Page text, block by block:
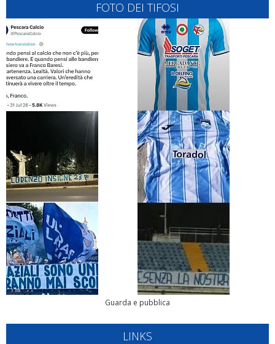
FOTO DEI TIFOSI
Guarda e pubblica
LINKS